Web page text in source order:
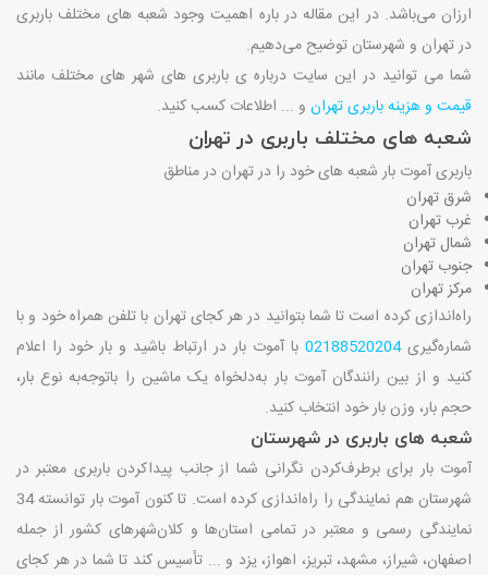
ارزان می‌باشد. در این مقاله در باره اهمیت وجود شعبه‌ های مختلف باربری
در تهران و شهرستان توضیح می‌دهیم.
شما می توانید در این سایت درباره ی باربری های شهر های مختلف مانند
قیمت و هزینه باربری تهران و ... اطلاعات کسب کنید.
شعبه‌ های مختلف باربری در تهران
باربری آموت بار شعبه‌ های خود را در تهران در مناطق
شرق تهران
غرب تهران
شمال تهران
جنوب تهران
مرکز تهران
راه‌اندازی کرده است تا شما بتوانید در هر کجای تهران با تلفن همراه خود و با
شماره‌گیری02188520204 با آموت بار در ارتباط باشید و بار خود را اعلام
کنید و از بین رانندگان آموت بار به‌دلخواه یک ماشین را باتوجه‌به نوع بار،
حجم بار، وزن بار خود انتخاب کنید.
شعبه‌ های باربری در شهرستان
آموت بار برای برطرف‌کردن نگرانی شما از جانب پیداکردن باربری معتبر در
شهرستان هم نمایندگی را راه‌اندازی کرده است. تا کنون آموت بار توانسته 34
نمایندگی رسمی و معتبر در تمامی استان‌ها و کلان‌شهرهای کشور از جمله
اصفهان، شیراز، مشهد، تبریز، اهواز، یزد و ... تأسیس کند تا شما در هر کجای